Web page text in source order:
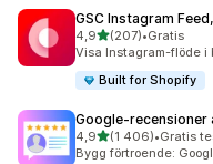
GSC Instagram
4,9av 5 stjärnor
(207)
207 recensioner totalt
•Gratis
Visa Instagram-flöde
Built for Shopify
Google‑recensioner
4,9av 5 stjärnor
(1 406)
1406 recensioner
•Gratis
Bygg förtroende: